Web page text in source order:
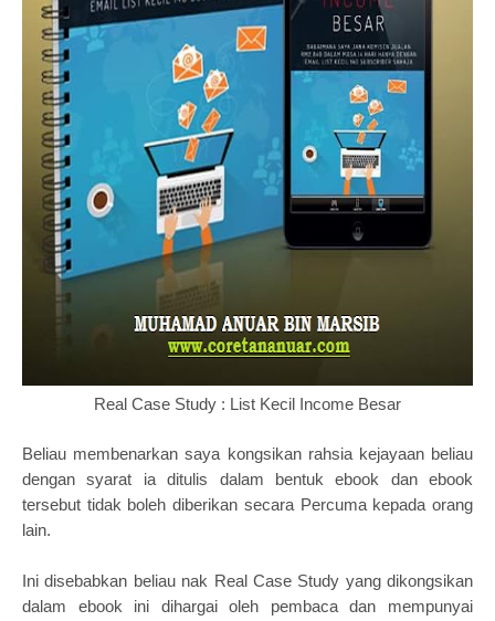
Real Case Study : List Kecil Income Besar
Beliau membenarkan saya kongsikan rahsia kejayaan beliau
dengan syarat ia ditulis dalam bentuk ebook dan ebook
tersebut tidak boleh diberikan secara Percuma kepada orang
lain.
Ini disebabkan beliau nak Real Case Study yang dikongsikan
dalam ebook ini dihargai oleh pembaca dan mempunyai